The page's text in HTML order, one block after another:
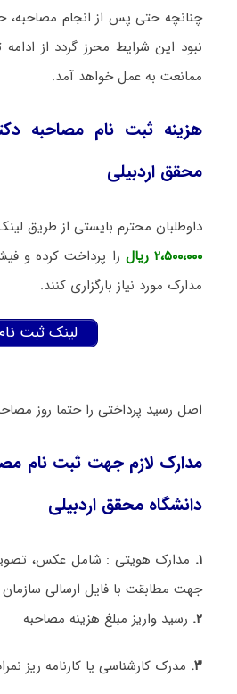
چنانچه حتی پس از انجام
نبود این شرایط محرز گردد از
ممانعت به عمل خواهد آمد.
محقق اردبیلی
داوطلبان محترم بایستی از طریق
۲،۵۰۰،۰۰۰ ریال
را پرداخت کرده و
مدارک مورد نیاز بارگزاری کنند.
لینک ثبت
اصل رسید پرداختی را حتما روز
مدارک لازم جهت ثبت نام
دانشگاه محقق اردبیلی
۱. مدارک هویتی : شامل عکس،
جهت مطابقت با فایل ارسالی
۲. رسید واریز مبلغ هزینه مصاحبه
۳. مدرک کارشناسی یا کارنامه ریز